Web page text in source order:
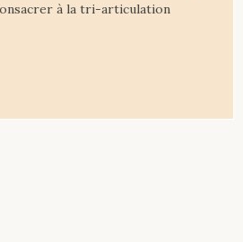
à la tri-articulation